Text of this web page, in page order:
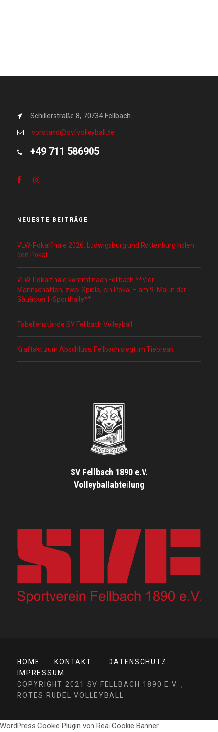
Schillerstraße 8, 70734 Fellbach
vorstand@svfvolleyball.de
+49 711 586905
NEUESTE BEITRÄGE
VLW-Pokalfinale 2026: Ludwigsburg und Rottenburg holen
den Pokal
VLW-Pokalfinale kommt nach Fellbach **Vier
Mannschaften, zwei Spiele, ein Pokal – am 9. Mai in der
Gäuäcker1-Sporthalle**
Tabellenstände SV Fellbach Volleyball
Kraftakt zum Abschluss: Fellbach siegt im Tiebreak
SV Fellbach 1890 e.V.
Volleyballabteilung
HOME KONTAKT
DATENSCHUTZ
IMPRESSUM
COPYRIGHT 2021 SV FELLBACH 1890 E.V. ,
ROTES RUDEL VOLLEYBALL
WordPress Cookie Plugin von Real Cookie Banner